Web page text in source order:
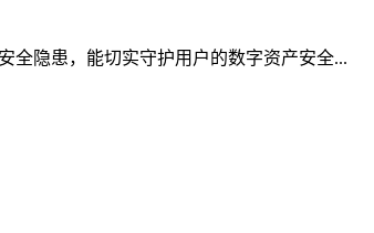
全隐患，能切实守护用户的数字资产安全...